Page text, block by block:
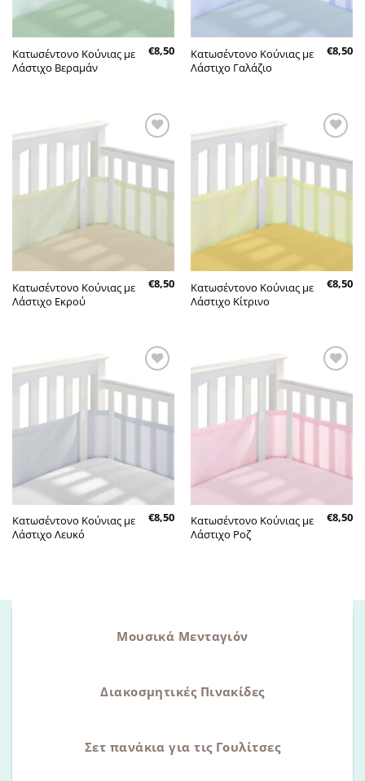
Κατωσέντονο Κούνιας με
Λάστιχο Βεραμάν
€8,50
Κατωσέντονο Κούνιας με
Λάστιχο Γαλάζιο
€8,50
Πρόσθήκη
στην λίστα
επιθυμητών
Κατωσέντονο Κούνιας με
Λάστιχο Εκρού
€8,50
Πρόσθήκη
στην λίστα
επιθυμητών
Κατωσέντονο Κούνιας με
Λάστιχο Κίτρινο
€8,50
Πρόσθήκη
στην λίστα
επιθυμητών
Κατωσέντονο Κούνιας με
Λάστιχο Λευκό
€8,50
Πρόσθήκη
στην λίστα
επιθυμητών
Κατωσέντονο Κούνιας με
Λάστιχο Ροζ
€8,50
Μουσικά Μενταγιόν
Διακοσμητικές Πινακίδες
Σετ πανάκια για τις Γουλίτσες